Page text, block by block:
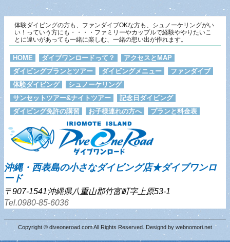
体験ダイビングの方も、ファンダイブOKな方も、シュノーケリングがい
い！っていう方にも・・・・ファミリーやカップルで経験ややりたいこ
とに違いがあっても一緒に楽しむ、一緒の想い出が作れます。
HOME ダイブワンロードって？
アクセスとMAP
ダイビングプランとツアー
ダイビングメニュー
ファンダイブ
体験ダイビング
シュノーケリング
サンセットツアー&ナイトツアー
記念日ダイビング
ダイビング免許の講習
お子様連れの方へ プランと料金表
沖縄・西表島の小さなダイビング店★ダイブワンロ
ード
〒907-1541沖縄県八重山郡竹富町字上原53-1
Tel.0980-85-6036
Copyright © diveoneroad.com All Rights Reserved. Designd by webnomori.net